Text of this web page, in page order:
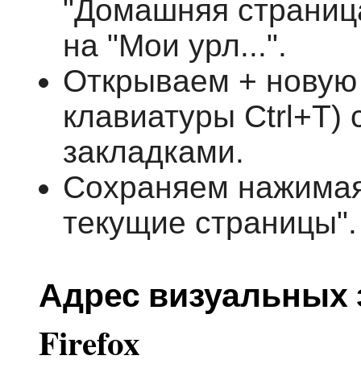
"Домашняя
на "Мои урл...".
Открываем +
клавиатуры Ctrl+T)
закладками.
Сохраняем
текущие страницы".
Адрес визуальных
Firefox